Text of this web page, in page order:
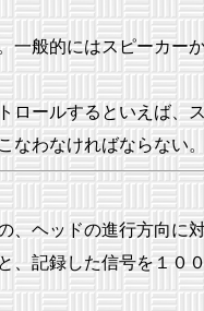
般的にはスピーカー
ロールするといえば、
なわなければならない。
、ヘッドの進行方向に
、記録した信号を１０